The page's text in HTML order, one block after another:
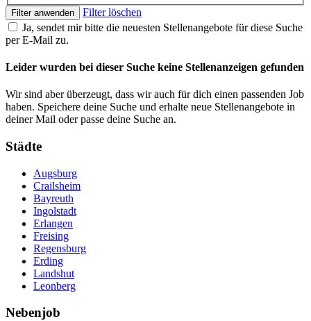
Filter anwenden
Filter löschen
Ja, sendet mir bitte die neuesten Stellenangebote für diese Suche
per E-Mail zu.
Leider wurden bei dieser Suche keine Stellenanzeigen gefunden
Wir sind aber überzeugt, dass wir auch für dich einen passenden Job
haben. Speichere deine Suche und erhalte neue Stellenangebote in
deiner Mail oder passe deine Suche an.
Städte
Augsburg
Crailsheim
Bayreuth
Ingolstadt
Erlangen
Freising
Regensburg
Erding
Landshut
Leonberg
Nebenjob